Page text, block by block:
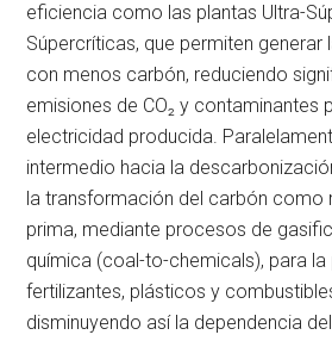
eficiencia como las plantas Ultra-
Súpercríticas, que permiten generar
con menos carbón, reduciendo
emisiones de CO₂ y contaminantes
electricidad producida.
intermedio hacia la
la transformación del carbón como
prima, mediante procesos de
química (coal-to-chemicals), para
fertilizantes, plásticos y
disminuyendo así la dependencia